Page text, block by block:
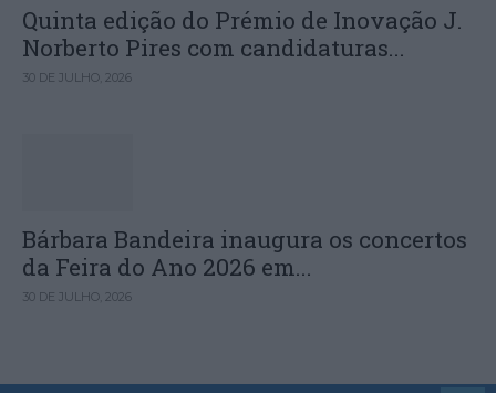
Quinta edição do Prémio de Inovação J.
Norberto Pires com candidaturas...
30 DE JULHO, 2026
Bárbara Bandeira inaugura os concertos
da Feira do Ano 2026 em...
30 DE JULHO, 2026